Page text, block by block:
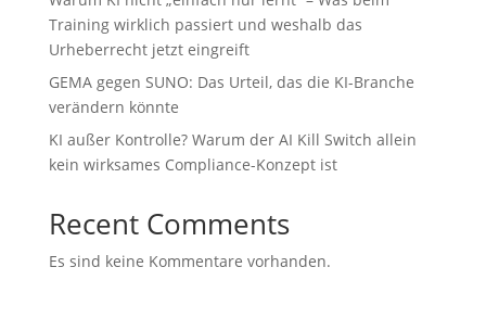
Training wirklich passiert und weshalb das
Urheberrecht jetzt eingreift
GEMA gegen SUNO: Das Urteil, das die KI-Branche
verändern könnte
KI außer Kontrolle? Warum der AI Kill Switch allein
kein wirksames Compliance-Konzept ist
Recent Comments
Es sind keine Kommentare vorhanden.